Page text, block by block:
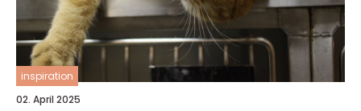
inspiration
02. April 2025